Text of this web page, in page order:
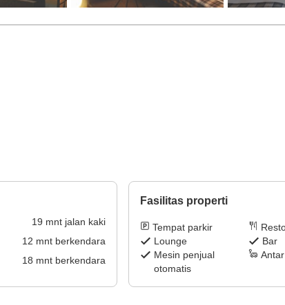
19 mnt jalan kaki
12 mnt berkendara
18 mnt berkendara
Fasilitas properti
Tempat parkir
Lounge
Bar
Mesin penjual
otomatis